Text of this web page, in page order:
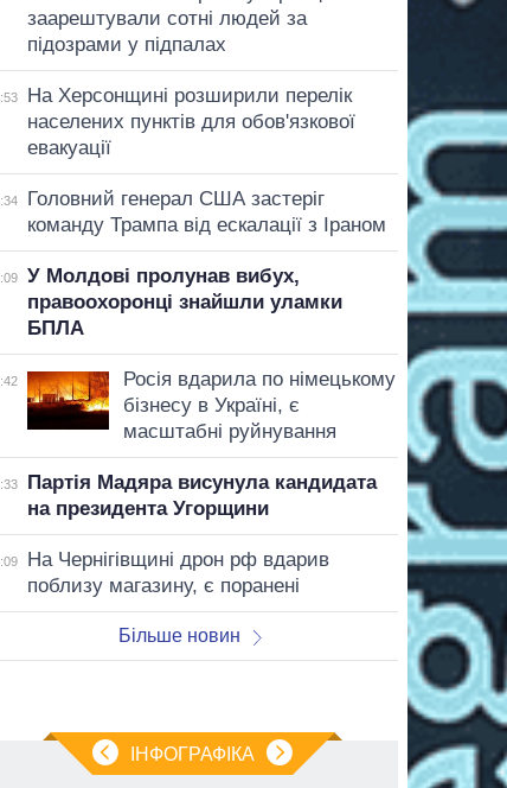
заарештували сотні людей за
підозрами у підпалах
На Херсонщині розширили перелік
населених пунктів для обов'язкової
евакуації
Головний генерал США застеріг
команду Трампа від ескалації з Іраном
У Молдові пролунав вибух,
правоохоронці знайшли уламки
БПЛА
Росія вдарила по німецькому
бізнесу в Україні, є
масштабні руйнування
Партія Мадяра висунула кандидата
на президента Угорщини
На Чернігівщині дрон рф вдарив
поблизу магазину, є поранені
Більше новин
ІНФОГРАФІКА